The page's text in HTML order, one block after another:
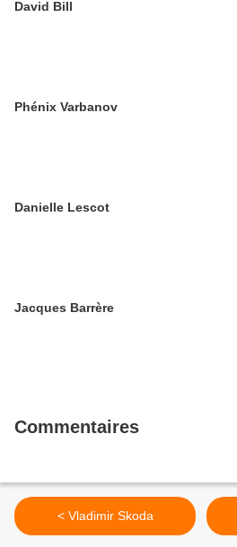
David Bill
Phénix Varbanov
Danielle Lescot
Jacques Barrère
Commentaires
< Vladimir Skoda